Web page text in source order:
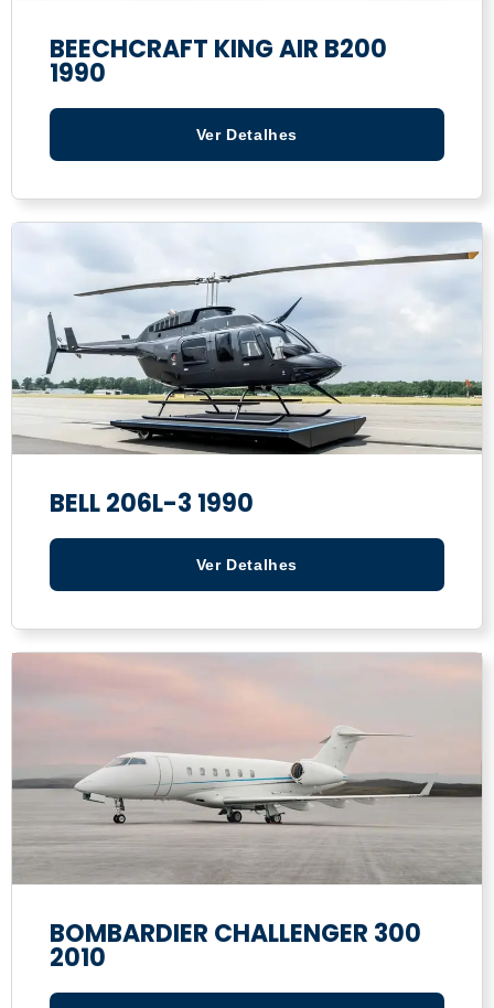
BEECHCRAFT KING AIR B200
1990
Ver Detalhes
BELL 206L-3 1990
Ver Detalhes
BOMBARDIER CHALLENGER 300
2010